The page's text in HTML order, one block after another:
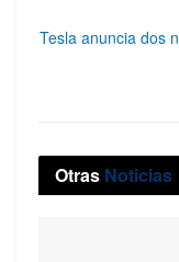
Tesla anuncia dos
Otras Noticias